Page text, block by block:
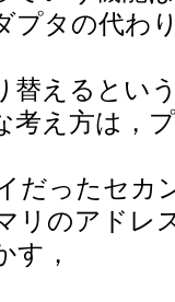
プタの代わ
替えるとい
考え方は，
だったセカ
リのアドレ
す，